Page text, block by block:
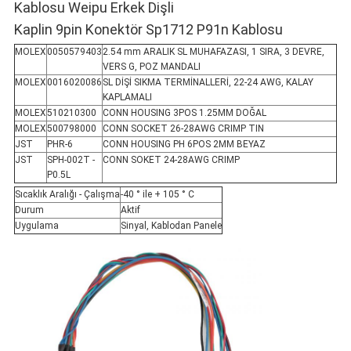
Kablosu Weipu Erkek Dişli
Kaplin 9pin Konektör Sp1712 P91n Kablosu
MOLEX00505794032.54 mm ARALIK SL MUHAFAZASI, 1 SIRA, 3 DEVRE,
VERS G, POZ MANDALI
MOLEX0016020086 SL DİŞİ SIKMA TERMİNALLERİ, 22-24 AWG, KALAY
KAPLAMALI
MOLEX510210300
CONN HOUSING 3POS 1.25MM DOĞAL
MOLEX500798000
CONN SOCKET 26-28AWG CRIMP TIN
JST
PHR-6
CONN HOUSING PH 6POS 2MM BEYAZ
JST
SPH-002T -
P0.5L
CONN SOKET 24-28AWG CRIMP
Sıcaklık Aralığı - Çalışma-40 ° ile + 105 ° C
Durum
Aktif
Uygulama
Sinyal, Kablodan Panele